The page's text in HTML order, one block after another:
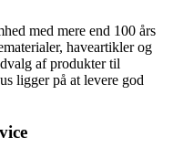
med mere end 100 års
haveartikler og
af produkter til
ligger på at levere god